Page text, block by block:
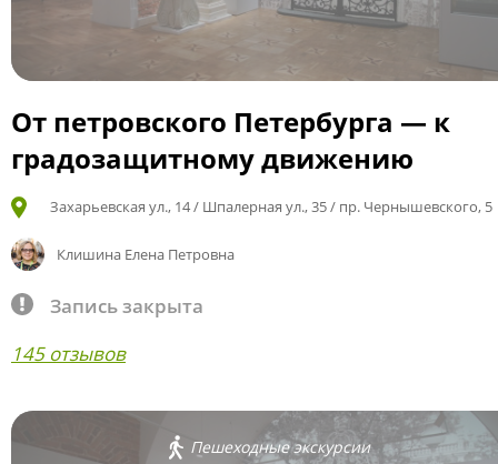
От петровского Петербурга — к
градозащитному движению
Захарьевская ул., 14 / Шпалерная ул., 35 / пр. Чернышевского, 5
Клишина Елена Петровна
Запись закрыта
145 отзывов
Пешеходные экскурсии